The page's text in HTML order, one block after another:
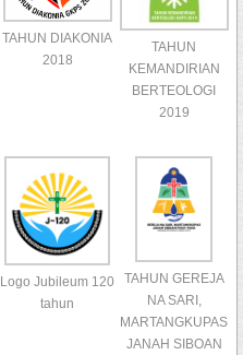
TAHUN DIAKONIA
2018
TAHUN
KEMANDIRIAN
BERTEOLOGI
2019
Logo Jubileum 120
tahun
TAHUN GEREJA
NA SARI,
MARTANGKUPAS
JANAH SIBOAN